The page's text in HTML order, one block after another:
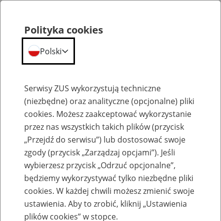
Emerytury
Baza zlikwidowanych lub
przekształconych zakładów pracy
Polityka cookies
Polski
Serwisy ZUS wykorzystują techniczne
(niezbędne) oraz analityczne (opcjonalne) pliki
cookies. Możesz zaakceptować wykorzystanie
przez nas wszystkich takich plików (przycisk
„Przejdź do serwisu”) lub dostosować swoje
zgody (przycisk „Zarządzaj opcjami”). Jeśli
wybierzesz przycisk „Odrzuć opcjonalne”,
będziemy wykorzystywać tylko niezbędne pliki
cookies. W każdej chwili możesz zmienić swoje
ustawienia. Aby to zrobić, kliknij „Ustawienia
plików cookies” w stopce.